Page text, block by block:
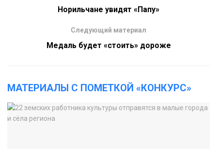
Норильчане увидят «Папу»
Следующий материал
Медаль будет «стоить» дороже
МАТЕРИАЛЫ С ПОМЕТКОЙ «КОНКУРС»